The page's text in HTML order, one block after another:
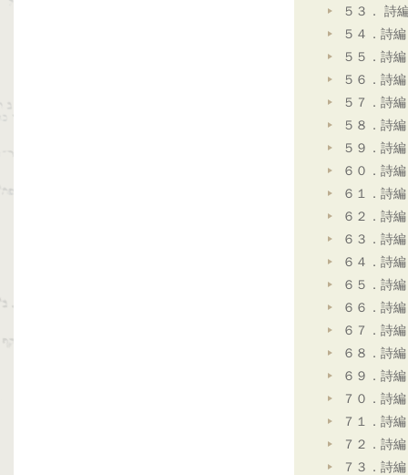
５３． 詩
５４．詩
５５．詩
５６．詩
５７．詩
５８．詩
５９．詩
６０．詩
６１．詩
６２．詩
６３．詩
６４．詩
６５．詩
６６．詩
６７．詩
６８．詩
６９．詩
７０．詩
７１．詩
７２．詩
７３．詩